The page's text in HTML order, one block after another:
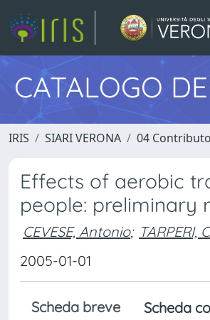
CATALOGO
IRIS SIARI VERONA 04
Effects of aerobic
people: preliminary
CEVESE, Antonio; TARPERI,
2005-01-01
Scheda breve Scheda